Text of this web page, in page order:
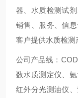
器、水质检测试
销售、服务、信
客户提供水质检测
公司产品线：
数水质测定仪、
红外分光测油仪